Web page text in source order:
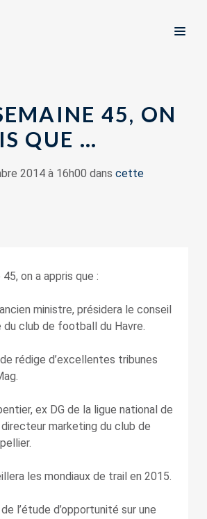
45, ON
QUE …
2014 à 16h00 dans cette
on a appris que :
ministre, présidera le conseil
du club de football du Havre.
rédige d’excellentes tribunes
ex DG de la ligue national de
marketing du club de
les mondiaux de trail en 2015.
l’étude d’opportunité sur une